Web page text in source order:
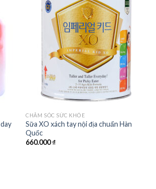
Add to
wishlist
CHĂM SÓC SỨC KHỎE
Sữa XO xách tay nội địa chuẩn Hàn
Quốc
660.000₫